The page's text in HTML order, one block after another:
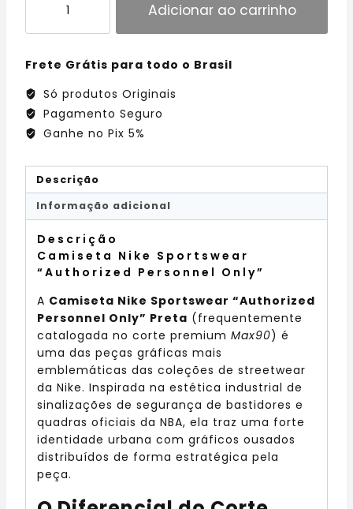
Adicionar ao carrinho
Frete Grátis para todo o Brasil
Só produtos Originais
Pagamento Seguro
Ganhe no Pix 5%
Descrição
Informação adicional
Descrição
Camiseta Nike Sportswear
“Authorized Personnel Only”
A Camiseta Nike Sportswear “Authorized
Personnel Only” Preta (frequentemente
catalogada no corte premium Max90) é
uma das peças gráficas mais
emblemáticas das coleções de streetwear
da Nike. Inspirada na estética industrial de
sinalizações de segurança de bastidores e
quadras oficiais da NBA, ela traz uma forte
identidade urbana com gráficos ousados
distribuídos de forma estratégica pela
peça.